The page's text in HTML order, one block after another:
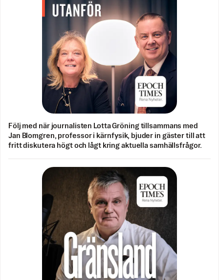
Följ med när journalisten Lotta Gröning tillsammans med
Jan Blomgren, professor i kärnfysik, bjuder in gäster till att
fritt diskutera högt och lågt kring aktuella samhällsfrågor.